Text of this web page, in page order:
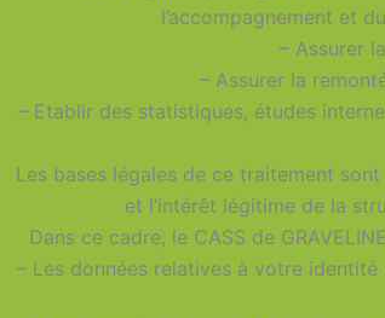
l’accompagnement et
– Assurer
– Assurer la
– Etablir des statistiques, études
Les bases légales de ce traitement
et l’intérêt légitime de la
Dans ce cadre, le CASS de
– Les données relatives à votre